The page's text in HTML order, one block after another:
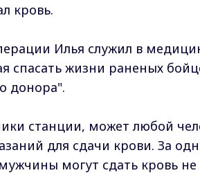
кровь.
Илья служил в
спасать жизни раненых
донора".
станции, может любой
для сдачи крови. За
могут сдать кровь